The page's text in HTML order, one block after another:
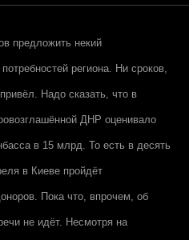
предложить некий
региона. Ни сроков,
Надо сказать, что в
ДНР оценивало
в 15 млрд. То есть в десять
в Киеве пройдёт
Пока что, впрочем, об
не идёт. Несмотря на